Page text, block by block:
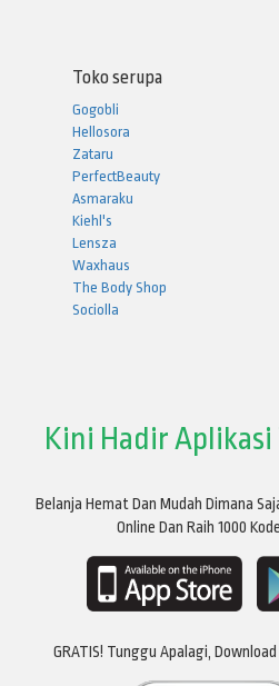
Toko serupa
Gogobli
Hellosora
Zataru
PerfectBeauty
Asmaraku
Kiehl's
Lensza
Waxhaus
The Body Shop
Sociolla
Kini Hadir
Belanja Hemat Dan Mudah Dimana
Online Dan Raih 1000
GRATIS! Tunggu Apalagi,